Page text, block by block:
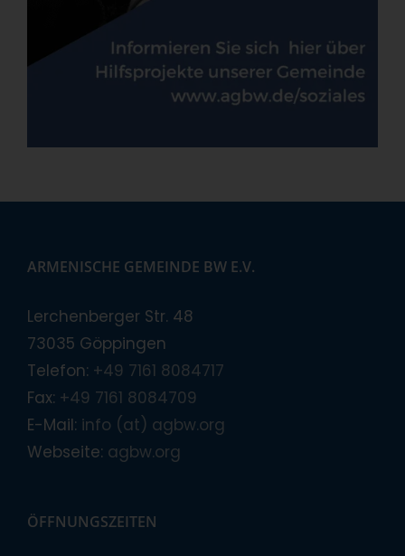
ARMENISCHE GEMEINDE BW E.V.
Lerchenberger Str. 48
73035 Göppingen
Telefon: +49 7161 8084717
Fax: +49 7161 8084709
E-Mail: info (at) agbw.org
Webseite: agbw.org
ÖFFNUNGSZEITEN